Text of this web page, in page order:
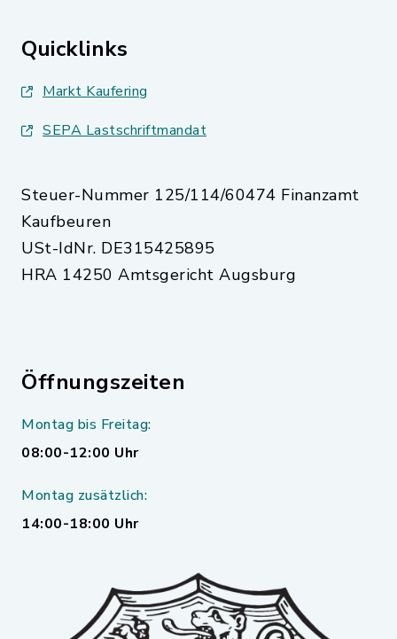
Quicklinks
Markt Kaufering
SEPA Lastschriftmandat
Steuer-Nummer 125/114/60474 Finanzamt
Kaufbeuren
USt-IdNr. DE315425895
HRA 14250 Amtsgericht Augsburg
Öffnungszeiten
Montag bis Freitag:
08:00-12:00 Uhr
Montag zusätzlich:
14:00-18:00 Uhr